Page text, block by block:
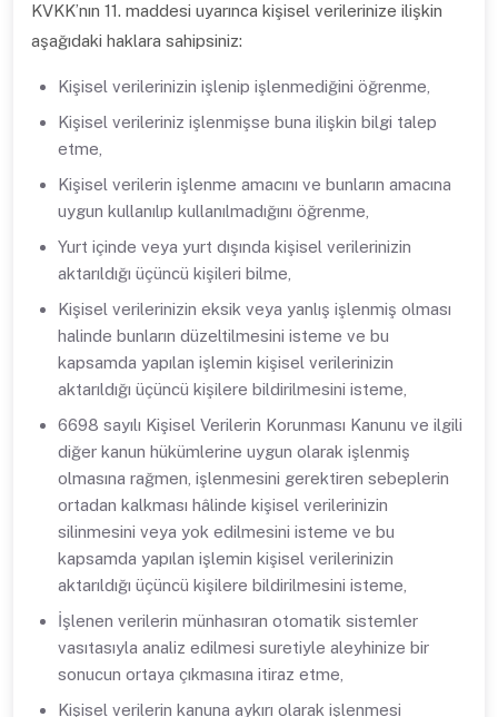
KVKK’nın 11. maddesi uyarınca kişisel verilerinize ilişkin
aşağıdaki haklara sahipsiniz:
Kişisel verilerinizin işlenip işlenmediğini öğrenme,
Kişisel verileriniz işlenmişse buna ilişkin bilgi talep
etme,
Kişisel verilerin işlenme amacını ve bunların amacına
uygun kullanılıp kullanılmadığını öğrenme,
Yurt içinde veya yurt dışında kişisel verilerinizin
aktarıldığı üçüncü kişileri bilme,
Kişisel verilerinizin eksik veya yanlış işlenmiş olması
halinde bunların düzeltilmesini isteme ve bu
kapsamda yapılan işlemin kişisel verilerinizin
aktarıldığı üçüncü kişilere bildirilmesini isteme,
6698 sayılı Kişisel Verilerin Korunması Kanunu ve ilgili
diğer kanun hükümlerine uygun olarak işlenmiş
olmasına rağmen, işlenmesini gerektiren sebeplerin
ortadan kalkması hâlinde kişisel verilerinizin
silinmesini veya yok edilmesini isteme ve bu
kapsamda yapılan işlemin kişisel verilerinizin
aktarıldığı üçüncü kişilere bildirilmesini isteme,
İşlenen verilerin münhasıran otomatik sistemler
vasıtasıyla analiz edilmesi suretiyle aleyhinize bir
sonucun ortaya çıkmasına itiraz etme,
Kişisel verilerin kanuna aykırı olarak işlenmesi